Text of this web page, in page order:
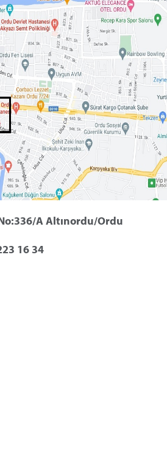
A Altınordu/Ordu
16 34